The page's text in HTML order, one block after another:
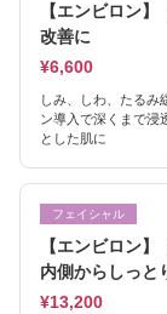
【エンビロン
改善に
¥6,600
しみ、しわ、たる
ン導入で深くまで浸
とした肌に
フェイシャル
【エンビロン
内側からしっと
¥13,200